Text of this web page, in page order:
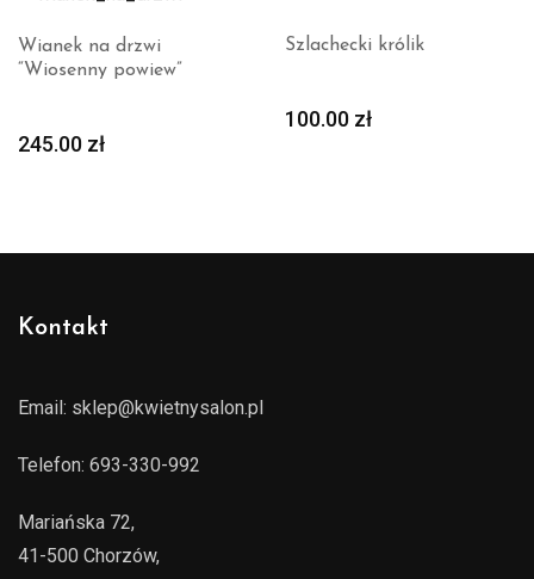
Wianek na drzwi
“Wiosenny powiew”
245.00 zł
Szlachecki królik
100.00 zł
Kontakt
Email: sklep@kwietnysalon.pl
Telefon: 693-330-992
Mariańska 72,
41-500 Chorzów,